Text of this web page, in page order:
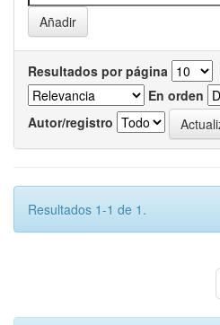
Resultados por página
En orden
Autor/registro
Resultados 1-1 de 1.